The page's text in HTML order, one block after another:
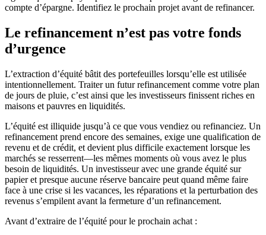
compte d’épargne. Identifiez le prochain projet avant de refinancer.
Le refinancement n’est pas votre fonds
d’urgence
L’extraction d’équité bâtit des portefeuilles lorsqu’elle est utilisée
intentionnellement. Traiter un futur refinancement comme votre plan
de jours de pluie, c’est ainsi que les investisseurs finissent riches en
maisons et pauvres en liquidités.
L’équité est illiquide jusqu’à ce que vous vendiez ou refinanciez. Un
refinancement prend encore des semaines, exige une qualification de
revenu et de crédit, et devient plus difficile exactement lorsque les
marchés se resserrent—les mêmes moments où vous avez le plus
besoin de liquidités. Un investisseur avec une grande équité sur
papier et presque aucune réserve bancaire peut quand même faire
face à une crise si les vacances, les réparations et la perturbation des
revenus s’empilent avant la fermeture d’un refinancement.
Avant d’extraire de l’équité pour le prochain achat :